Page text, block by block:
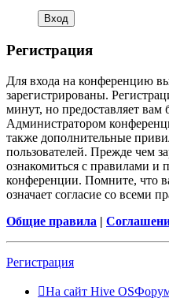
Регистрация
Для входа на конференцию
зарегистрированы.
минут, но предоставляет
Администратором
также дополнительные
пользователей. Прежде чем
ознакомиться с правилами и
конференции. Помните, что
означает согласие со всеми
Общие правила |
Регистрация
На сайт Hive OS